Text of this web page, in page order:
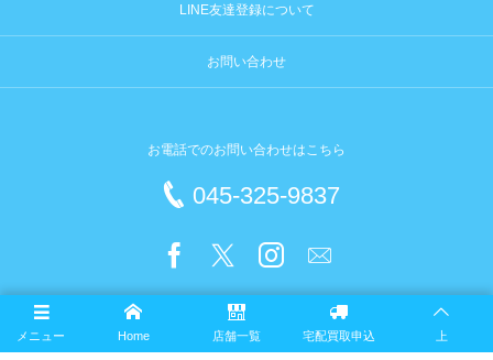
メニュー Home 店舗一覧 宅配買取申込 上
LINE友達登録について
お問い合わせ
お電話でのお問い合わせはこちら
045-325-9837